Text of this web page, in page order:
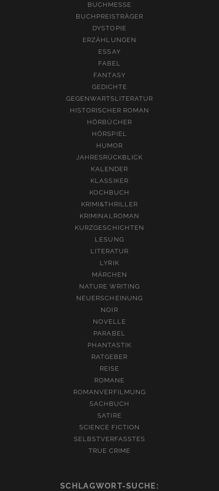
BUCHMESSE
BUCHPREISTRÄGER
DYSTOPIE
ERZÄHLUNGEN
ESSAY
FABEL
FANTASY
GEDICHTE
GEGENWARTSLITERATUR
HISTORISCHER ROMAN
HÖRBÜCHER
HÖRSPIEL
HUMOR
JAHRESRÜCKBLICK
KALENDER
KLASSIKER
KOCHBUCH
KRIMI&THRILLER
KRIMINALROMAN
KURZGESCHICHTEN
LESUNG
LITERATUR
LYRIK
MÄRCHEN
NATURE WRITING
NEUERSCHEINUNG
NOIR
NOVELLE
PARABEL
PHANTASTIK
RATGEBER
REISE
ROMANE
ROMANVERFILMUNG
SACHBUCH
SATIRE
SCIENCE FICTION
SELBSTVERFASSTES
TRUE CRIME
SCHLAGWORT-SUCHE: